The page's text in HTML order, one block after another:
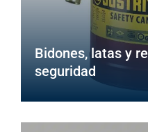
Bidones, latas y
seguridad